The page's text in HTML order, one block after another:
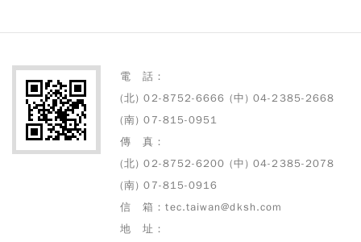
電 話：
(北) 02-8752-6666 (中) 04-2385-2668
(南) 07-815-0951
傳 真：
(北) 02-8752-6200 (中) 04-2385-2078
(南) 07-815-0916
信 箱：tec.taiwan@dksh.com
地 址：